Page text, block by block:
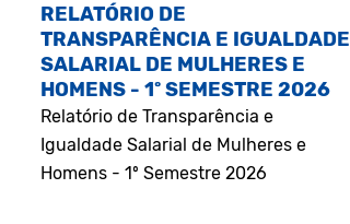
RELATÓRIO DE
TRANSPARÊNCIA E IGUALDADE
SALARIAL DE MULHERES E
HOMENS - 1º SEMESTRE 2026
Relatório de Transparência e
Igualdade Salarial de Mulheres e
Homens - 1º Semestre 2026